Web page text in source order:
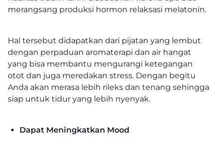
merangsang produksi hormon relaksasi melatonin.
Hal tersebut didapatkan dari pijatan yang lembut
dengan perpaduan aromaterapi dan air hangat
yang bisa membantu mengurangi ketegangan
otot dan juga meredakan stress. Dengan begitu
Anda akan merasa lebih rileks dan tenang sehingga
siap untuk tidur yang lebih nyenyak.
Dapat Meningkatkan Mood